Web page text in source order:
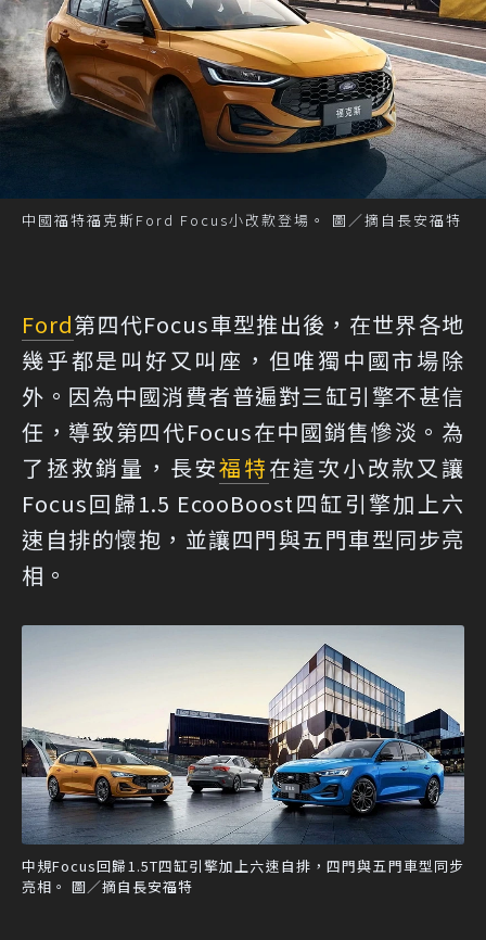
中國福特福克斯Ford Focus小改款登場。 圖／摘自長安福特
Ford第四代Focus車型推出後，在世界各地
幾乎都是叫好又叫座，但唯獨中國市場除
外。因為中國消費者普遍對三缸引擎不甚信
任，導致第四代Focus在中國銷售慘淡。為
了拯救銷量，長安福特在這次小改款又讓
Focus回歸1.5 EcooBoost四缸引擎加上六
速自排的懷抱，並讓四門與五門車型同步亮
相。
中規Focus回歸1.5T四缸引擎加上六速自排，四門與五門車型同步
亮相。 圖／摘自長安福特